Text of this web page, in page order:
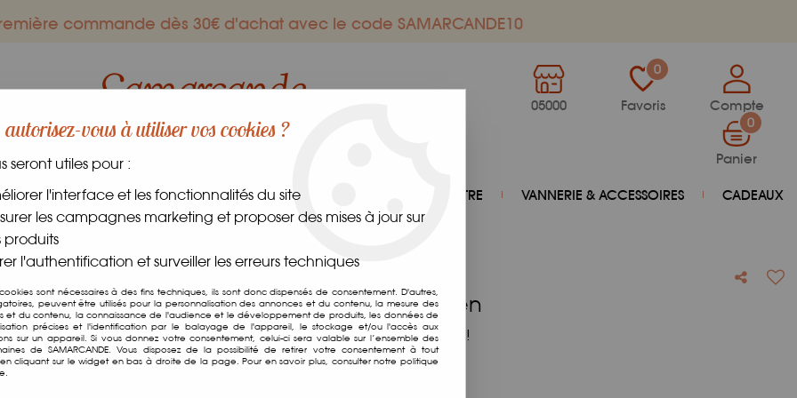
commande dès 30€ d'achat avec le code SAMARCANDE10
05000
0
Favoris Compte
0
Panier
GOURMANDS DANS LE MONDE FRAIS BIEN-ÊTRE VANNERIE & ACCESSOIRES CADEAUX
de Piment Végétarien
Toco Guyane
Pâte de Piment Végétarien
Soyez le premier à donner votre avis !
7 25 TTC
vous à utiliser vos cookies ?
seront utiles pour :
l'interface et les fonctionnalités du site
les campagnes marketing et proposer des mises à jour sur
produits
l'authentification et surveiller les erreurs techniques
sont nécessaires à des fins techniques, ils sont donc dispensés de consentement. D'autres,
peuvent être utilisés pour la personnalisation des annonces et du contenu, la mesure des
et du contenu, la connaissance de l'audience et le développement de produits, les données de
précises et l'identification par le balayage de l'appareil, le stockage et/ou l'accès aux
sur un appareil. Si vous donnez votre consentement, celui-ci sera valable sur l’ensemble des
de SAMARCANDE. Vous disposez de la possibilité de retirer votre consentement à tout
cliquant sur le widget en bas à droite de la page. Pour en savoir plus, consulter notre politique